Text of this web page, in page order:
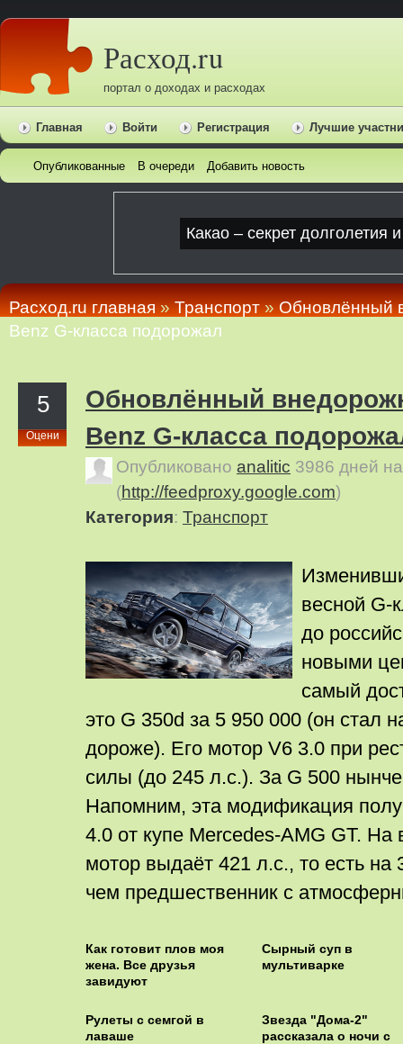
Расход.ru
портал о доходах и расходах
Главная Войти Регистрация Лучшие
Опубликованные В очереди Добавить новость
Расход.ru главная»Транспорт»Обновлённый
Benz G-класса подорожал
5
Оцени
Обновлённый
Benz G-класса
Опубликовано analitic 3986 дней
(http://feedproxy.google.com)
Категория: Транспорт
весной G-
до
новыми
самый
это G 350d за 5 950 000 (он стал
дороже). Его мотор V6 3.0 при
силы (до 245 л.с.). За G 500
Напомним, эта модификация
4.0 от купе Mercedes-AMG GT. На
мотор выдаёт 421 л.с., то есть
чем предшественник с
Как готовит плов моя
жена. Все друзья
завидуют
Сырный суп в
мультиварке
Рулеты с семгой в
лаваше
Звезда "Дома-2"
рассказала о ночи с